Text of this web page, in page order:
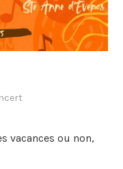
vacances ou non,